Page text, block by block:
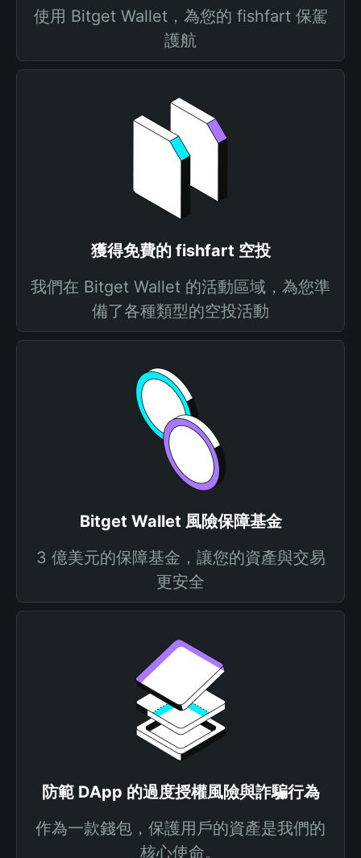
使用 Bitget Wallet，為您的 fishfart 保駕
護航
獲得免費的 fishfart 空投
我們在 Bitget Wallet 的活動區域，為您準
備了各種類型的空投活動
Bitget Wallet 風險保障基金
3 億美元的保障基金，讓您的資產與交易
更安全
防範 DApp 的過度授權風險與詐騙行為
作為一款錢包，保護用戶的資產是我們的
核心使命。